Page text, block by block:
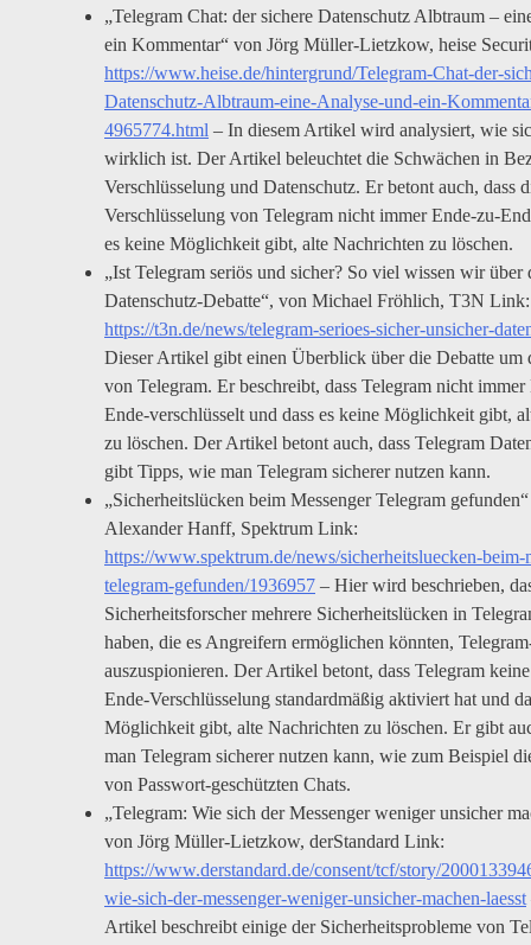
„Telegram Chat: der sichere Datenschutz Albtraum –
ein Kommentar“ von Jörg Müller-Lietzkow, heise
https://www.heise.de/hintergrund/Telegram-Chat-der-
Datenschutz-Albtraum-eine-Analyse-und-ein-
4965774.html – In diesem Artikel wird analysiert, wie
wirklich ist. Der Artikel beleuchtet die Schwächen in
Verschlüsselung und Datenschutz. Er betont auch, dass
Verschlüsselung von Telegram nicht immer Ende-zu-
es keine Möglichkeit gibt, alte Nachrichten zu löschen.
„Ist Telegram seriös und sicher? So viel wissen wir über
Datenschutz-Debatte“, von Michael Fröhlich, T3N Link:
https://t3n.de/news/telegram-serioes-sicher-unsicher-
Dieser Artikel gibt einen Überblick über die Debatte um
von Telegram. Er beschreibt, dass Telegram nicht immer
Ende-verschlüsselt und dass es keine Möglichkeit gibt,
zu löschen. Der Artikel betont auch, dass Telegram
gibt Tipps, wie man Telegram sicherer nutzen kann.
„Sicherheitslücken beim Messenger Telegram
Alexander Hanff, Spektrum Link:
https://www.spektrum.de/news/sicherheitsluecken-beim-
telegram-gefunden/1936957 – Hier wird beschrieben,
Sicherheitsforscher mehrere Sicherheitslücken in
haben, die es Angreifern ermöglichen könnten,
auszuspionieren. Der Artikel betont, dass Telegram
Ende-Verschlüsselung standardmäßig aktiviert hat und
Möglichkeit gibt, alte Nachrichten zu löschen. Er gibt
man Telegram sicherer nutzen kann, wie zum Beispiel
von Passwort-geschützten Chats.
„Telegram: Wie sich der Messenger weniger unsicher
von Jörg Müller-Lietzkow, derStandard Link:
https://www.derstandard.de/consent/tcf/story/
wie-sich-der-messenger-weniger-unsicher-machen-laesst
Artikel beschreibt einige der Sicherheitsprobleme von